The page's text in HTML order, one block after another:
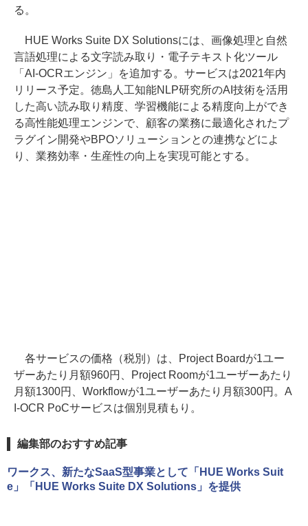
る。
HUE Works Suite DX Solutionsには、画像処理と自然
言語処理による文字読み取り・電子テキスト化ツール
「AI-OCRエンジン」を追加する。サービスは2021年内
リリース予定。徳島人工知能NLP研究所のAI技術を活用
した高い読み取り精度、学習機能による精度向上ができ
る高性能処理エンジンで、顧客の業務に最適化されたプ
ラグイン開発やBPOソリューションとの連携などによ
り、業務効率・生産性の向上を実現可能とする。
各サービスの価格（税別）は、Project Boardが1ユー
ザーあたり月額960円、Project Roomが1ユーザーあたり
月額1300円、Workflowが1ユーザーあたり月額300円。A
I-OCR PoCサービスは個別見積もり。
編集部のおすすめ記事
ワークス、新たなSaaS型事業として「HUE Works Suit
e」「HUE Works Suite DX Solutions」を提供